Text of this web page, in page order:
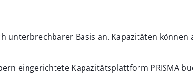
Basis an. Kapazitäten können
eingerichtete Kapazitätsplattform PRISMA